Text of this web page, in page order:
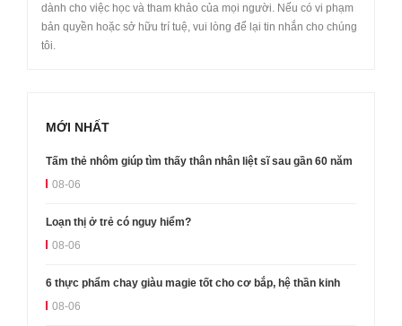
dành cho việc học và tham khảo của mọi người. Nếu có vi phạm
bản quyền hoặc sở hữu trí tuệ, vui lòng để lại tin nhắn cho chúng
tôi.
MỚI NHẤT
Tấm thẻ nhôm giúp tìm thấy thân nhân liệt sĩ sau gần 60 năm
08-06
Loạn thị ở trẻ có nguy hiểm?
08-06
6 thực phẩm chay giàu magie tốt cho cơ bắp, hệ thần kinh
08-06